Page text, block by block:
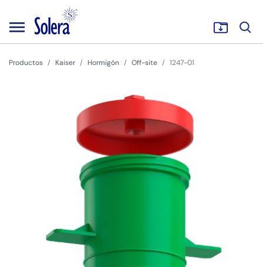
Productos Kaiser Hormigón Off-site 1247-01